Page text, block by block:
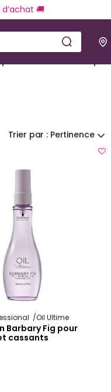
d’achat 🚚
Esthétique
Trier par : Pertinence
Oil Ultime
Barbary Fig pour
cassants